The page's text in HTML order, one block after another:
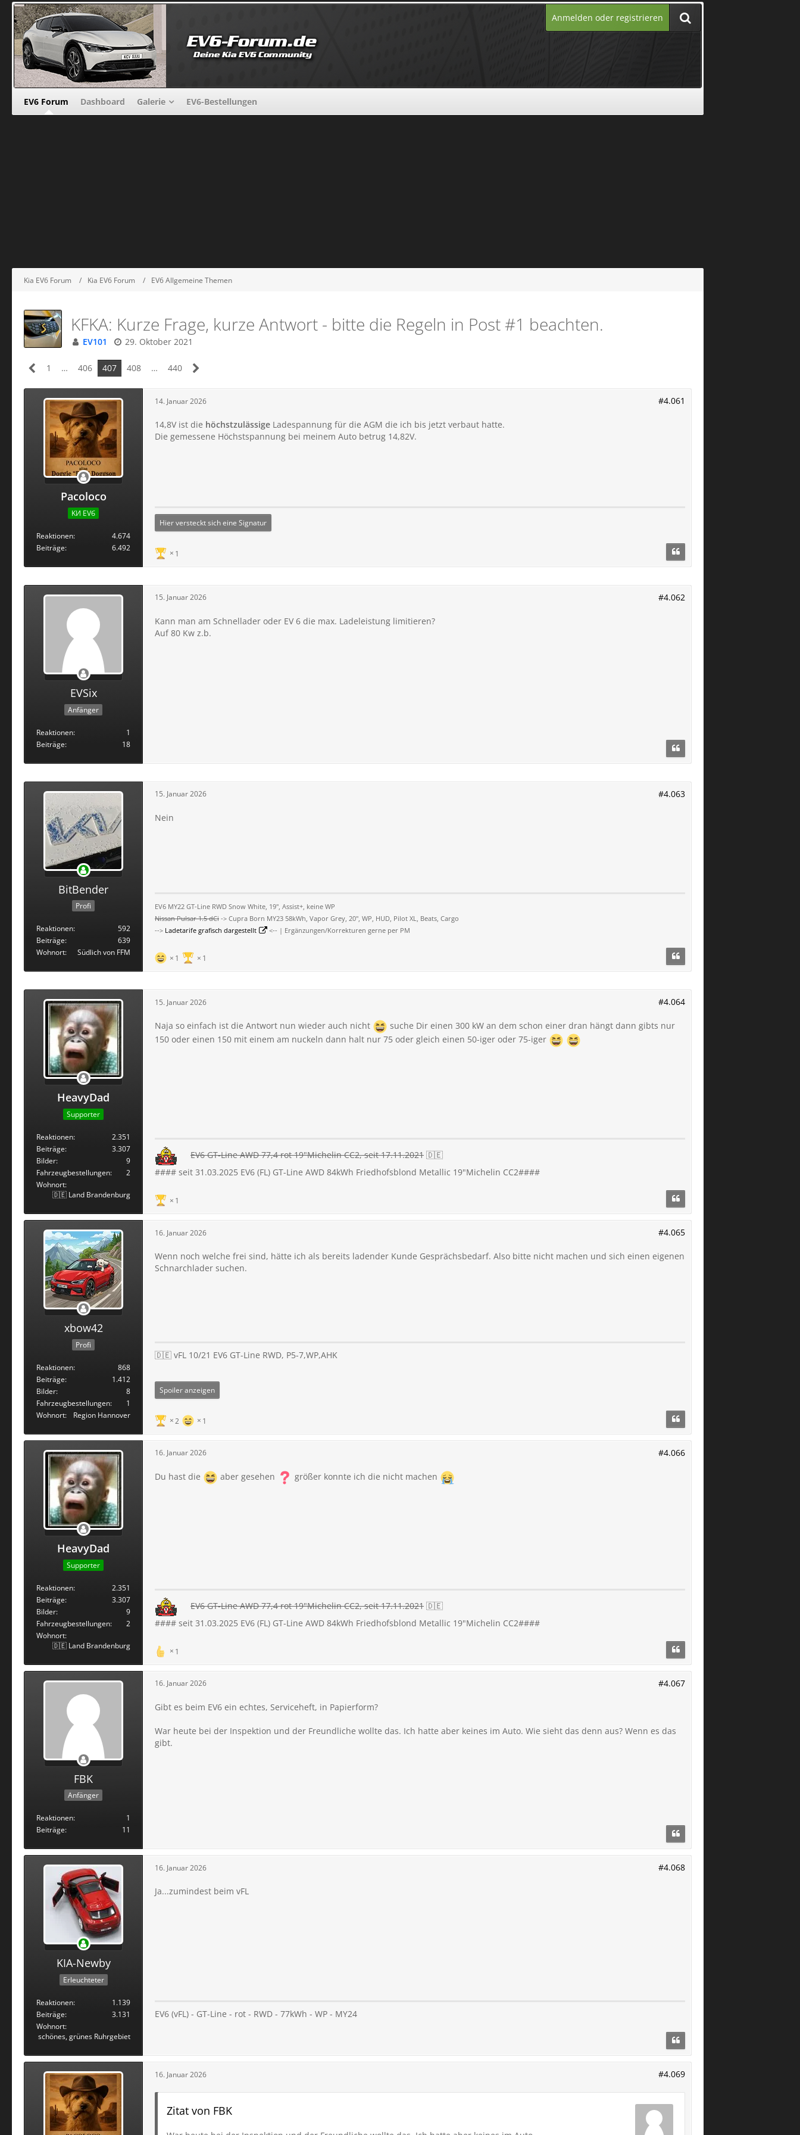
Anmelden oder registrieren
EV6 Forum Dashboard Galerie EV6-Bestellungen
Kia EV6 Forum Kia EV6 Forum EV6 Allgemeine Themen
KFKA: Kurze Frage, kurze Antwort - bitte die Regeln in Post #1 beachten.
EV101 29. Oktober 2021
1 … 406 407 408 … 440
Pacoloco
KИ ЕVб
Reaktionen
4.674
Beiträge
6.492
14. Januar 2026 #4.061
14,8V ist die höchstzulässige Ladespannung für die AGM die ich bis jetzt verbaut hatte.
Die gemessene Höchstspannung bei meinem Auto betrug 14,82V.
Hier versteckt sich eine Signatur
1
EVSix
Anfänger
Reaktionen
1
Beiträge
18
15. Januar 2026 #4.062
Kann man am Schnellader oder EV 6 die max. Ladeleistung limitieren?
Auf 80 Kw z.b.
BitBender
Profi
Reaktionen
592
Beiträge
639
Wohnort
Südlich von FFM
15. Januar 2026 #4.063
Nein
EV6 MY22 GT-Line RWD Snow White, 19", Assist+, keine WP
Nissan Pulsar 1.5 dCi -> Cupra Born MY23 58kWh, Vapor Grey, 20", WP, HUD, Pilot XL, Beats, Cargo
--> Ladetarife grafisch dargestellt <-- | Ergänzungen/Korrekturen gerne per PM
1 1
HeavyDad
Supporter
Reaktionen
2.351
Beiträge
3.307
Bilder
9
Fahrzeugbestellungen
2
Wohnort
🇩🇪 Land Brandenburg
15. Januar 2026 #4.064
Naja so einfach ist die Antwort nun wieder auch nicht
suche Dir einen 300 kW an dem schon einer dran hängt dann gibts nur
150 oder einen 150 mit einem am nuckeln dann halt nur 75 oder gleich einen 50-iger oder 75-iger
EV6 GT-Line AWD 77,4 rot 19"Michelin CC2, seit 17.11.2021 🇩🇪
#### seit 31.03.2025 EV6 (FL) GT-Line AWD 84kWh Friedhofsblond Metallic 19"Michelin CC2####
1
xbow42
Profi
Reaktionen
868
Beiträge
1.412
Bilder
8
Fahrzeugbestellungen
1
Wohnort
Region Hannover
16. Januar 2026 #4.065
Wenn noch welche frei sind, hätte ich als bereits ladender Kunde Gesprächsbedarf. Also bitte nicht machen und sich einen eigenen
Schnarchlader suchen.
🇩🇪 vFL 10/21 EV6 GT-Line RWD, P5-7,WP,AHK
Spoiler anzeigen
2 1
HeavyDad
Supporter
Reaktionen
2.351
Beiträge
3.307
Bilder
9
Fahrzeugbestellungen
2
Wohnort
🇩🇪 Land Brandenburg
16. Januar 2026 #4.066
Du hast die aber gesehen größer konnte ich die nicht machen
EV6 GT-Line AWD 77,4 rot 19"Michelin CC2, seit 17.11.2021 🇩🇪
#### seit 31.03.2025 EV6 (FL) GT-Line AWD 84kWh Friedhofsblond Metallic 19"Michelin CC2####
1
FBK
Anfänger
Reaktionen
1
Beiträge
11
16. Januar 2026 #4.067
Gibt es beim EV6 ein echtes, Serviceheft, in Papierform?
War heute bei der Inspektion und der Freundliche wollte das. Ich hatte aber keines im Auto. Wie sieht das denn aus? Wenn es das
gibt.
KIA-Newby
Erleuchteter
Reaktionen
1.139
Beiträge
3.131
Wohnort
schönes, grünes Ruhrgebiet
16. Januar 2026 #4.068
Ja...zumindest beim vFL
EV6 (vFL) - GT-Line - rot - RWD - 77kWh - WP - MY24
16. Januar 2026 #4.069
Zitat von FBK